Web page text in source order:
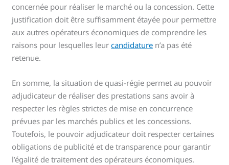
concernée pour réaliser le marché ou la concession. Cette
justification doit être suffisamment étayée pour permettre
aux autres opérateurs économiques de comprendre les
raisons pour lesquelles leurcandidature n’a pas été
retenue.
En somme, la situation de quasi-régie permet au pouvoir
adjudicateur de réaliser des prestations sans avoir à
respecter les règles strictes de mise en concurrence
prévues par les marchés publics et les concessions.
Toutefois, le pouvoir adjudicateur doit respecter certaines
obligations de publicité et de transparence pour garantir
l’égalité de traitement des opérateurs économiques.